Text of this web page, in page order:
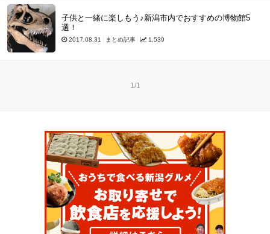
子供と一緒に楽しもう♪新潟市内でおすすめの博物館5
選！
2017.08.31 まとめ記事 1,539
1/1